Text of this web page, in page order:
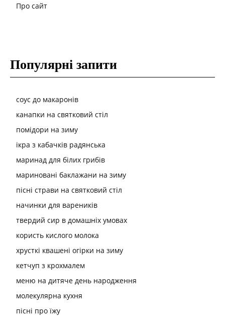
Про сайт
Популярні запити
соус до макаронів
канапки на святковий стіл
помідори на зиму
ікра з кабачків радянська
маринад для білих грибів
мариновані баклажани на зиму
пісні страви на святковий стіл
начинки для вареників
твердий сир в домашніх умовах
користь кислого молока
хрусткі квашені огірки на зиму
кетчуп з крохмалем
меню на дитяче день народження
молекулярна кухня
пісні про їжу